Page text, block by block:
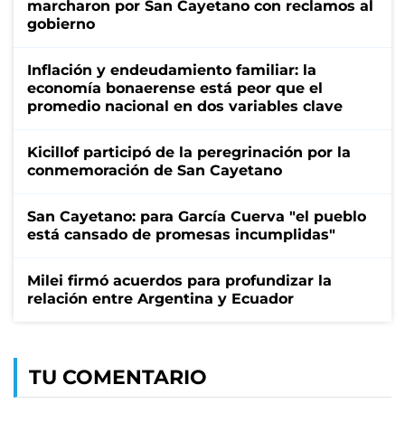
marcharon por San Cayetano con reclamos al
gobierno
Inflación y endeudamiento familiar: la
economía bonaerense está peor que el
promedio nacional en dos variables clave
Kicillof participó de la peregrinación por la
conmemoración de San Cayetano
San Cayetano: para García Cuerva "el pueblo
está cansado de promesas incumplidas"
Milei firmó acuerdos para profundizar la
relación entre Argentina y Ecuador
TU COMENTARIO